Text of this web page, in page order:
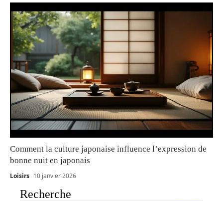
Comment la culture japonaise influence l’expression de
bonne nuit en japonais
Loisirs 10 janvier 2026
Recherche